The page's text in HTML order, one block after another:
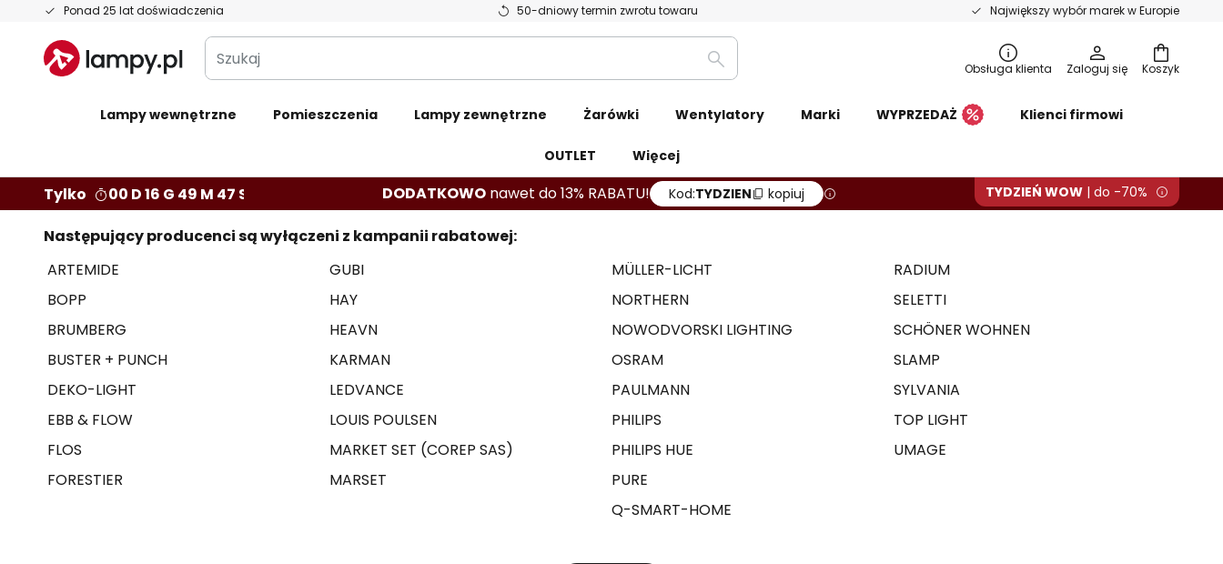
Ponad 25 lat doświadczenia 50-dniowy termin zwrotu towaru Największy wybór marek w Europie
Przejdź
treści
Koszyk
Szukaj
Szukaj
Obsługa klienta Zaloguj się
Lampy wewnętrzne Pomieszczenia Lampy zewnętrzne Żarówki Wentylatory Marki WYPRZEDAŻ Klienci firmowi
OUTLET Więcej
Tylko 00 D 16 G 49 M 47 S DODATKOWO nawet do 13% RABATU! Kod:TYDZIEN kopiuj TYDZIEŃ WOW | do -70%
Następujący producenci są wyłączeni z kampanii rabatowej:
ARTEMIDE
BOPP
BRUMBERG
BUSTER + PUNCH
DEKO-LIGHT
EBB & FLOW
FLOS
FORESTIER
GUBI
HAY
HEAVN
KARMAN
LEDVANCE
LOUIS POULSEN
MARKET SET (COREP SAS)
MARSET
MÜLLER-LICHT
NORTHERN
NOWODVORSKI LIGHTING
OSRAM
PAULMANN
PHILIPS
PHILIPS HUE
PURE
Q-SMART-HOME
RADIUM
SELETTI
SCHÖNER WOHNEN
SLAMP
SYLVANIA
TOP LIGHT
UMAGE